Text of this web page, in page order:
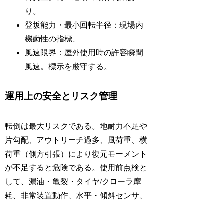
り。
登坂能力・最小回転半径：現場内
機動性の指標。
風速限界：屋外使用時の許容瞬間
風速。標示を厳守する。
運用上の安全とリスク管理
転倒は最大リスクである。地耐力不足や
片勾配、アウトリーチ過多、風荷重、横
荷重（側方引張）により復元モーメント
が不足すると危険である。使用前点検と
して、漏油・亀裂・タイヤ/クローラ摩
耗、非常装置動作、水平・傾斜センサ、